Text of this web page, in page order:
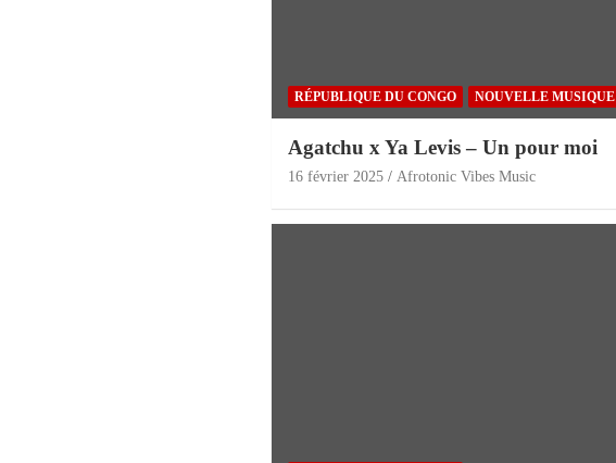
RÉPUBLIQUE DU CONGO NOUVELLE MUSIQUE
Agatchu x Ya Levis – Un pour moi
16 février 2025 Afrotonic Vibes Music